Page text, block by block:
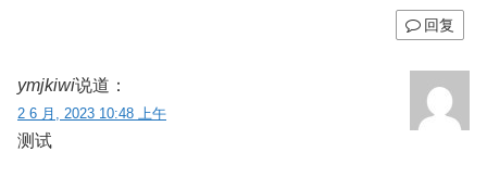
回复
ymjkiwi说道：
2 6 月, 2023 10:48 上午
测试